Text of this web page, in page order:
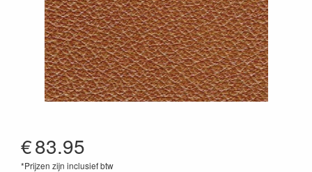
€83.95
*Prijzen zijn inclusief btw